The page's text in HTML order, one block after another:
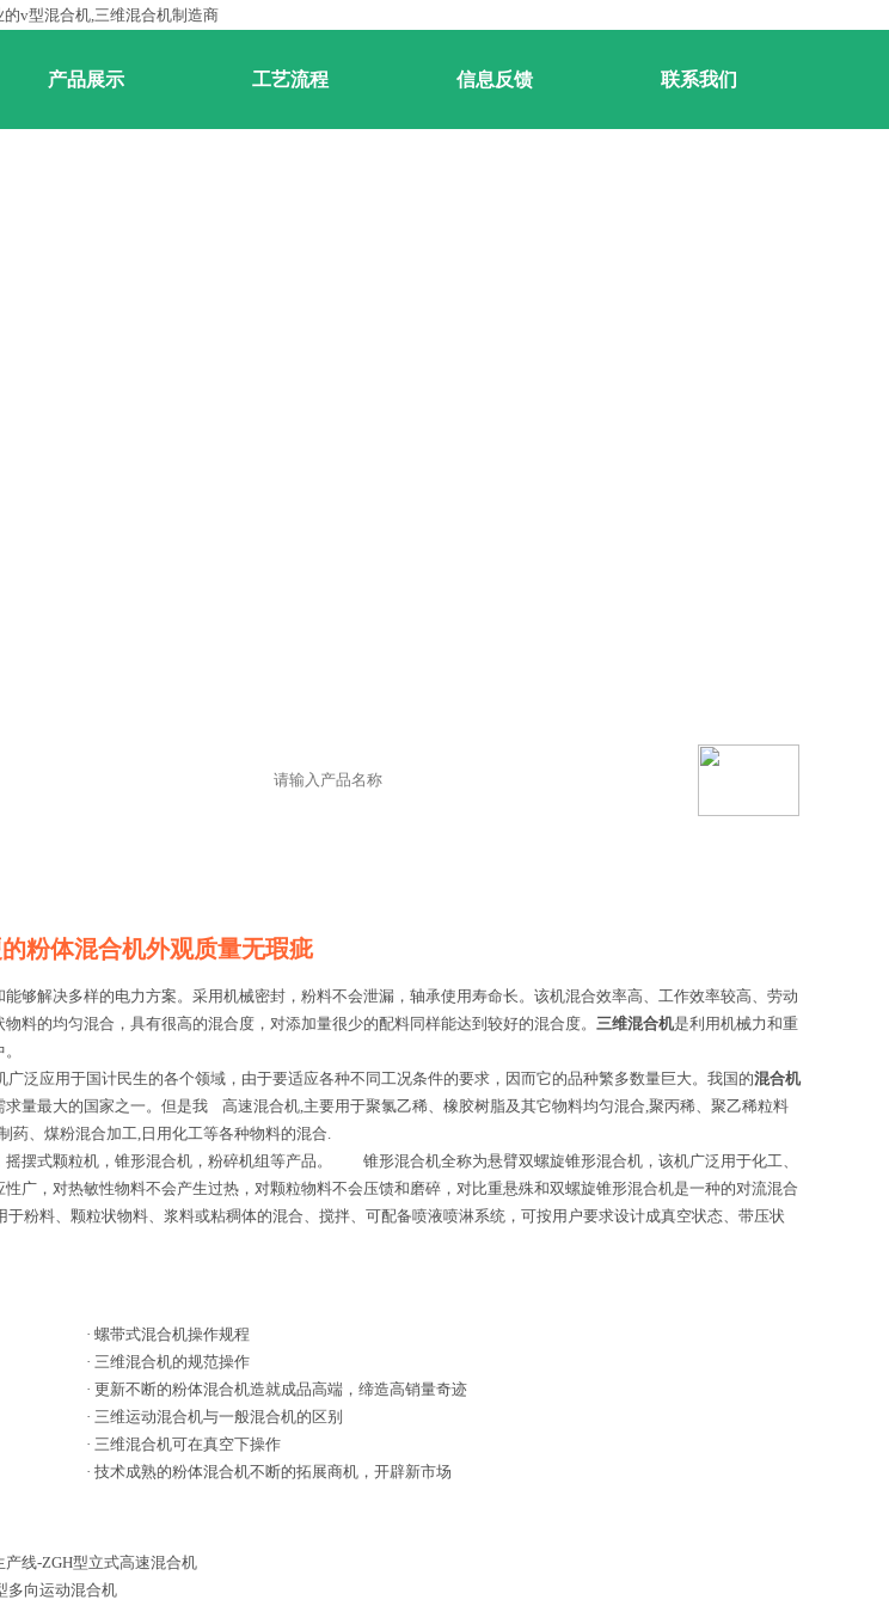
产品展示 工艺流程 信息反馈 联系我们
粉体混合机外观质量无瑕疵
够解决多样的电力方案。采用机械密封，粉料不会泄漏，轴承使用寿命长。该机混合效率高、工作效率较高、劳动
料的均匀混合，具有很高的混合度，对添加量很少的配料同样能达到较好的混合度。 三维混合机是利用机械力和重
应用于国计民生的各个领域，由于要适应各种不同工况条件的要求，因而它的品种繁多数量巨大。我国的混合机
量最大的国家之一。但是我 高速混合机,主要用于聚氯乙稀、橡胶树脂及其它物料均匀混合,聚丙稀、聚乙稀粒料
药、煤粉混合加工,日用化工等各种物料的混合.
式颗粒机，锥形混合机，粉碎机组等产品。 锥形混合机全称为悬臂双螺旋锥形混合机，该机广泛用于化工、
，对热敏性物料不会产生过热，对颗粒物料不会压馈和磨碎，对比重悬殊和双螺旋锥形混合机是一种的对流混合
粉料、颗粒状物料、浆料或粘稠体的混合、搅拌、可配备喷液喷淋系统，可按用户要求设计成真空状态、带压状
· 螺带式混合机操作规程
· 三维混合机的规范操作
· 更新不断的粉体混合机造就成品高端，缔造高销量奇迹
· 三维运动混合机与一般混合机的区别
· 三维混合机可在真空下操作
· 技术成熟的粉体混合机不断的拓展商机，开辟新市场
产线-ZGH型立式高速混合机
多向运动混合机